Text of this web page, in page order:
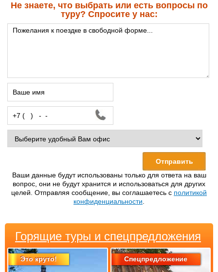
Не знаете, что выбрать или есть вопросы по
туру? Спросите у нас:
Ваши данные будут использованы только для ответа на ваш
вопрос, они не будут хранится и использоваться для других
целей. Отправляя сообщение, вы соглашаетесь с политикой
конфиденциальности
Горящие туры и спецпредложения
Это круто! Спецпредложение